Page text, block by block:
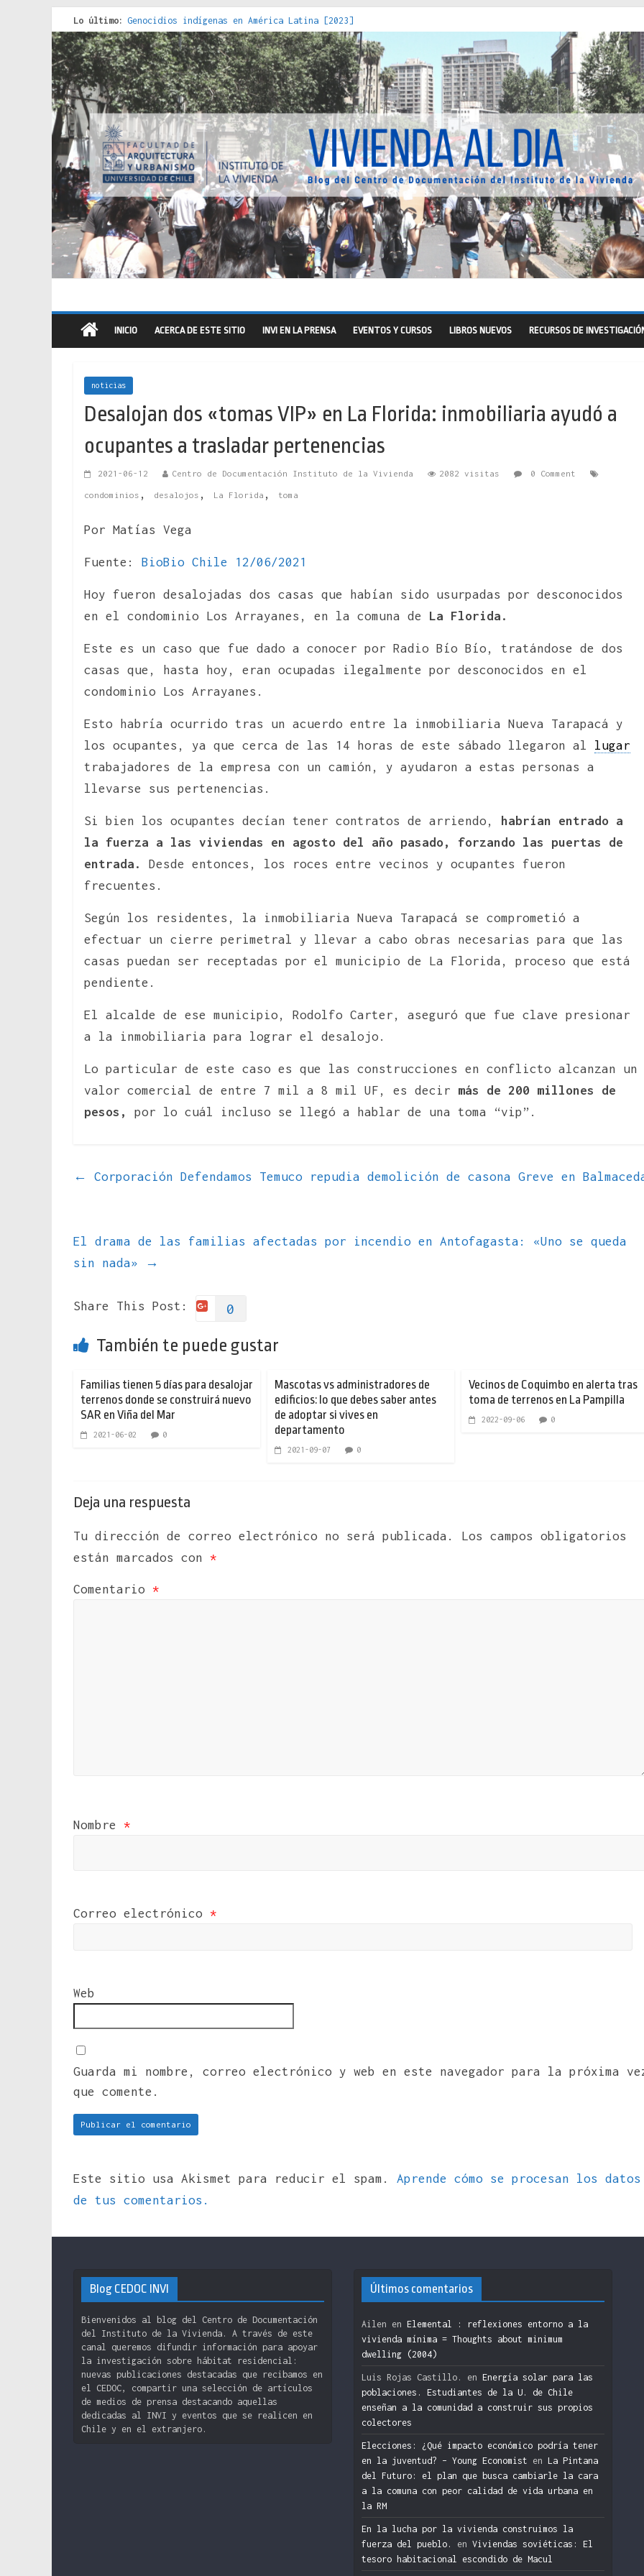
Lo último: Genocidios indígenas en América Latina [2023]
Estudios sobre la espacialización de los Estados : políticas, prácticas y representaciones [2022]
Donde el pedernal choca con el acero : hacia una teoría crítica de las fronteras latinoamericanas
Criterios técnicos para una vivienda adecuada [2019]
Red de consultorios de la Caja del Seguro Obrero en Santiago : un patrimonio emblemático [2014]
INICIO ACERCA DE ESTE SITIO INVI EN LA PRENSA EVENTOS Y CURSOS LIBROS NUEVOS RECURSOS DE
noticias
Desalojan dos «tomas VIP» en La Florida: inmobiliaria ayudó a
ocupantes a trasladar pertenencias
2021-06-12 Centro de Documentación Instituto de la Vivienda 2082 visitas 0 Comment
condominios , desalojos , La Florida , toma
Por Matías Vega
Fuente: BioBio Chile 12/06/2021
Hoy fueron desalojadas dos casas que habían sido usurpadas por desconocidos
en el condominio Los Arrayanes, en la comuna de La Florida.
Este es un caso que fue dado a conocer por Radio Bío Bío, tratándose de dos
casas que, hasta hoy, eran ocupadas ilegalmente por desconocidos en el
condominio Los Arrayanes.
Esto habría ocurrido tras un acuerdo entre la inmobiliaria Nueva Tarapacá y
los ocupantes, ya que cerca de las 14 horas de este sábado llegaron al lugar
trabajadores de la empresa con un camión, y ayudaron a estas personas a
llevarse sus pertenencias.
Si bien los ocupantes decían tener contratos de arriendo, habrían entrado a
la fuerza a las viviendas en agosto del año pasado, forzando las puertas de
entrada. Desde entonces, los roces entre vecinos y ocupantes fueron
frecuentes.
Según los residentes, la inmobiliaria Nueva Tarapacá se comprometió a
efectuar un cierre perimetral y llevar a cabo obras necesarias para que las
casas puedan ser receptadas por el municipio de La Florida, proceso que está
pendiente.
El alcalde de ese municipio, Rodolfo Carter, aseguró que fue clave presionar
a la inmobiliaria para lograr el desalojo.
Lo particular de este caso es que las construcciones en conflicto alcanzan un
valor comercial de entre 7 mil a 8 mil UF, es decir más de 200 millones de
pesos, por lo cuál incluso se llegó a hablar de una toma “vip”.
← Corporación Defendamos Temuco repudia demolición de casona Greve en
El drama de las familias afectadas por incendio en Antofagasta: «Uno se queda
sin nada»
→
Share This Post: 0
También te puede gustar
Familias tienen 5 días para desalojar
terrenos donde se construirá nuevo
SAR en Viña del Mar
2021-06-02 0
Mascotas vs administradores de
edificios: lo que debes saber antes
de adoptar si vives en
departamento
2021-09-07 0
Vecinos de Coquimbo en alerta tras
toma de terrenos en La Pampilla
2022-09-06 0
Deja una respuesta
Tu dirección de correo electrónico no será publicada.
Los campos obligatorios
están marcados con *
Comentario *
Nombre *
Correo electrónico *
Web
Guarda mi nombre, correo electrónico y web en este navegador para la próxima
que comente.
Este sitio usa Akismet para reducir el spam. Aprende cómo se procesan los datos
de tus comentarios.
Blog CEDOC INVI
Bienvenidos al blog del Centro de Documentación
del Instituto de la Vivienda. A través de este
canal queremos difundir información para apoyar
la investigación sobre hábitat residencial:
nuevas publicaciones destacadas que recibamos en
el CEDOC, compartir una selección de artículos
de medios de prensa destacando aquellas
dedicadas al INVI y eventos que se realicen en
Chile y en el extranjero.
Últimos comentarios
Ailen en Elemental : reflexiones entorno a la
vivienda mínima = Thoughts about minimum
dwelling (2004)
Luis Rojas Castillo. en Energía solar para las
poblaciones. Estudiantes de la U. de Chile
enseñan a la comunidad a construir sus propios
colectores
Elecciones: ¿Qué impacto económico podría tener
en la juventud? – Young Economist en La Pintana
del Futuro: el plan que busca cambiarle la cara
a la comuna con peor calidad de vida urbana en
la RM
En la lucha por la vivienda construimos la
fuerza del pueblo.
en Viviendas soviéticas: El
tesoro habitacional escondido de Macul